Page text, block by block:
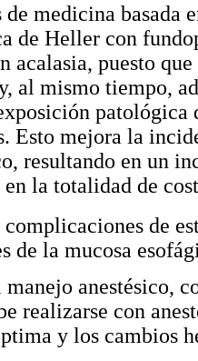
medicina basada
de Heller con
acalasia, puesto
al mismo tiempo,
patológica
Esto mejora la
resultando en un
la totalidad de
de
de la mucosa
manejo anestésico,
realizarse con
y los cambios